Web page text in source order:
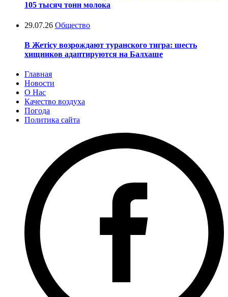
105 тысяч тонн молока
29.07.26 Общество
В Жетісу возрождают туранского тигра: шесть
хищников адаптируются на Балхаше
Главная
Новости
О Нас
Качество воздуха
Погода
Политика сайта